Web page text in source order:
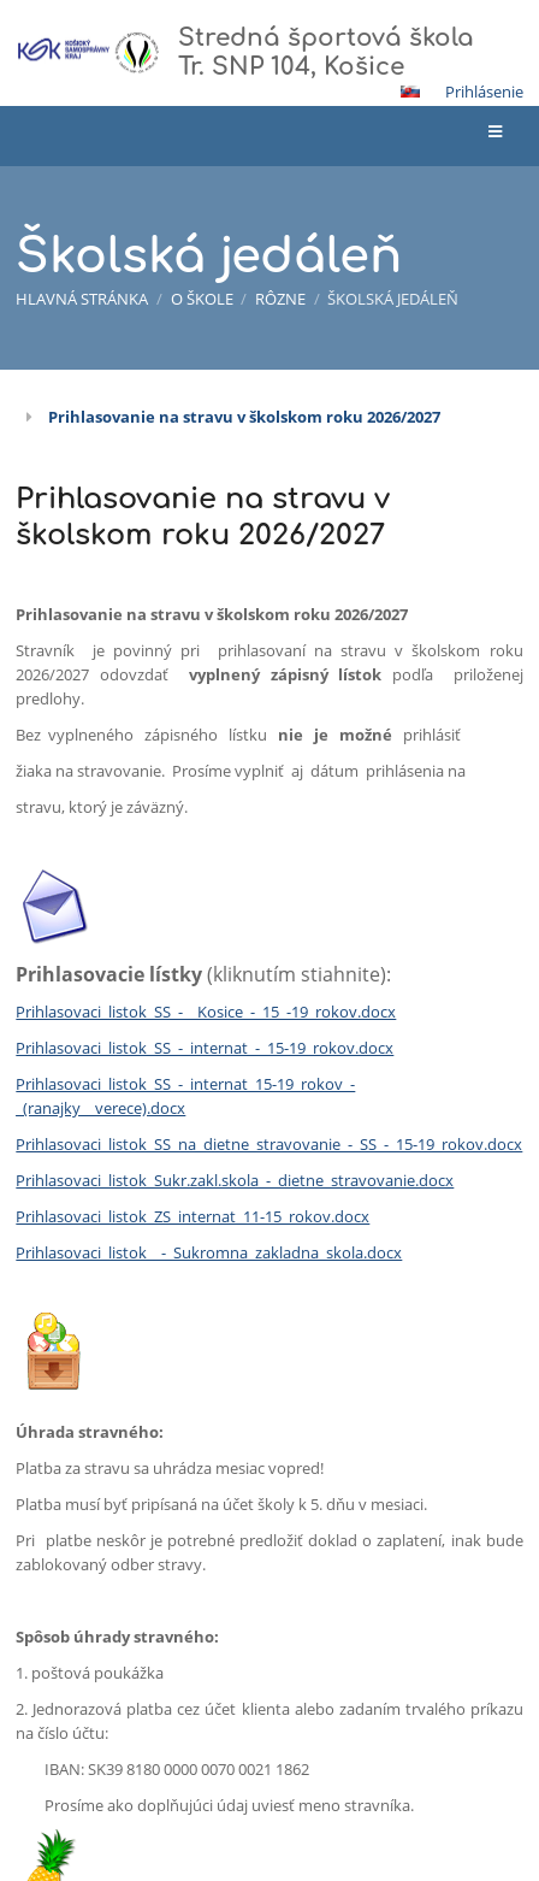
Stredná športová škola
Tr. SNP 104, Košice
Prihlásenie
Školská jedáleň
HLAVNÁ STRÁNKA / O ŠKOLE / RÔZNE / ŠKOLSKÁ JEDÁLEŇ
Školská
Prihlasovanie na stravu v školskom roku 2026/2027
Prihlasovanie na stravu v
školskom roku 2026/2027
Prihlasovanie na stravu v školskom roku 2026/2027
Stravník je povinný pri prihlasovaní na stravu v školskom roku
2026/2027 odovzdať vyplnený zápisný lístok podľa priloženej
predlohy.
Bez vyplneného zápisného lístku nie je možné prihlásiť
žiaka na stravovanie. Prosíme vyplniť aj dátum prihlásenia na
stravu, ktorý je záväzný.
Prihlasovacie lístky(kliknutím stiahnite):
Prihlasovaci_listok_SS_-__Kosice_-_15_-19_rokov.docx
Prihlasovaci_listok_SS_-_internat_-_15-19_rokov.docx
Prihlasovaci_listok_SS_-_internat_15-19_rokov_-
_(ranajky__verece).docx
Prihlasovaci_listok_SS_na_dietne_stravovanie_-_SS_-_15-19_rokov.docx
Prihlasovaci_listok_Sukr.zakl.skola_-_dietne_stravovanie.docx
Prihlasovaci_listok_ZS_internat_11-15_rokov.docx
Prihlasovaci_listok__-_Sukromna_zakladna_skola.docx
Úhrada stravného:
Platba za stravu sa uhrádza mesiac vopred!
Platba musí byť pripísaná na účet školy k 5. dňu v mesiaci.
Pri platbe neskôr je potrebné predložiť doklad o zaplatení, inak bude
zablokovaný odber stravy.
Spôsob úhrady stravného:
1. poštová poukážka
2. Jednorazová platba cez účet klienta alebo zadaním trvalého príkazu
na číslo účtu:
IBAN: SK39 8180 0000 0070 0021 1862
Prosíme ako doplňujúci údaj uviesť meno stravníka.